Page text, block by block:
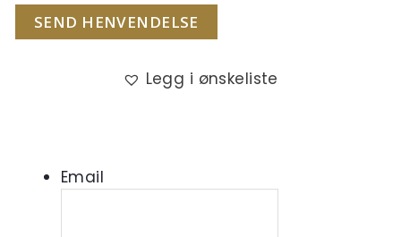
SEND HENVENDELSE
Legg i ønskeliste
Email